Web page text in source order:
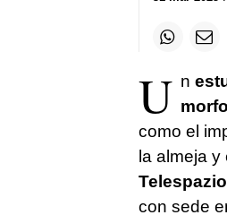
U n
como el
la almeja
con sede